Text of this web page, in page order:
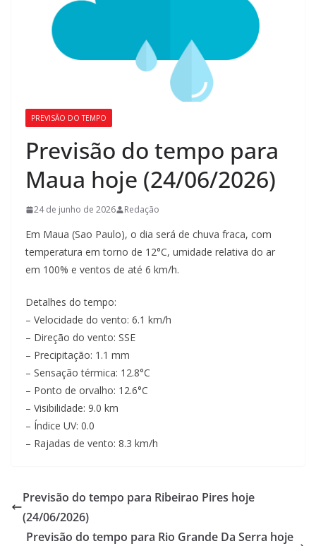
PREVISÃO DO TEMPO
Previsão do tempo para
Maua hoje (24/06/2026)
24 de junho de 2026 Redação
Em Maua (Sao Paulo), o dia será de chuva fraca, com
temperatura em torno de 12°C, umidade relativa do ar
em 100% e ventos de até 6 km/h.
Detalhes do tempo:
– Velocidade do vento: 6.1 km/h
– Direção do vento: SSE
– Precipitação: 1.1 mm
– Sensação térmica: 12.8°C
– Ponto de orvalho: 12.6°C
– Visibilidade: 9.0 km
– Índice UV: 0.0
– Rajadas de vento: 8.3 km/h
Previsão do tempo para Ribeirao Pires hoje
(24/06/2026)
Previsão do tempo para Rio Grande Da Serra hoje